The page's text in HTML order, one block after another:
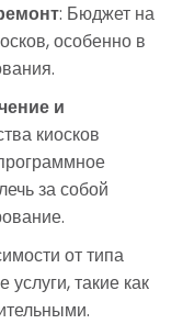
: Бюджет на
особенно в
и
киосков
за собой
от типа
такие как